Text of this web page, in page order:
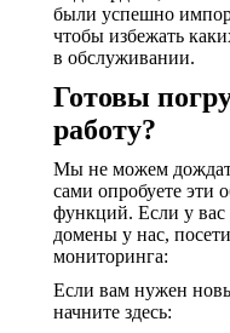
были успешно
чтобы избежать
в обслуживании.
Готовы
работу?
Мы не можем
сами опробуете эти
функций. Если у вас
домены у нас,
мониторинга:
Если вам нужен
начните здесь: